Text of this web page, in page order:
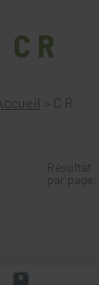
C R
> C R
Résultat
par page: